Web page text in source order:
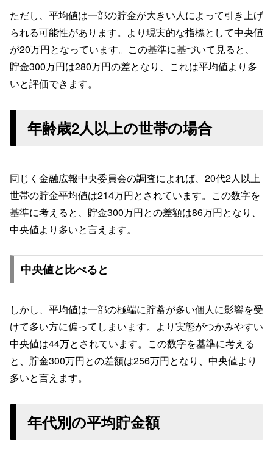
ただし、平均値は一部の貯金が大きい人によって引き上げ
られる可能性があります。より現実的な指標として中央値
が20万円となっています。この基準に基づいて見ると、
貯金300万円は280万円の差となり、これは平均値より多
いと評価できます。
年齢歳2人以上の世帯の場合
同じく金融広報中央委員会の調査によれば、20代2人以上
世帯の貯金平均値は214万円とされています。この数字を
基準に考えると、貯金300万円との差額は86万円となり、
中央値より多いと言えます。
中央値と比べると
しかし、平均値は一部の極端に貯蓄が多い個人に影響を受
けて多い方に偏ってしまいます。より実態がつかみやすい
中央値は44万とされています。この数字を基準に考える
と、貯金300万円との差額は256万円となり、中央値より
多いと言えます。
年代別の平均貯金額